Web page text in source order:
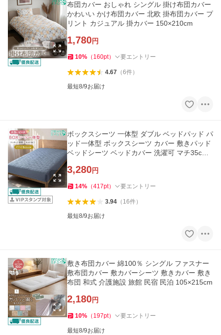
布団カバー おしゃれ シングル 掛け布団カバー
かわいい かけ布団カバー 北欧 掛布団カバー プ
リント カジュアル 掛カバー 150×210cm
1,780円
10% （ 160pt） 要エントリー
4.67（6件）
最短8/9お届け
ボックスシーツ 一体型 ダブル ベッドパッド パ
ッド一体型 ボックスシーツ カバー 敷きパッド
ベッドシーツ ベッドカバー 洗濯可 マチ35cm
3,280円
14% （417pt） 要エントリー
3.94（ 16件）
最短8/9お届け
敷き布団カバー 綿100％ シングル ファスナー
敷布団カバー 敷カバーシーツ 敷きカバー 敷き
布団 和式 介護施設 旅館 民宿 民泊 105×215cm
2,180円
10% （ 197pt） 要エントリー
最短8/9お届け